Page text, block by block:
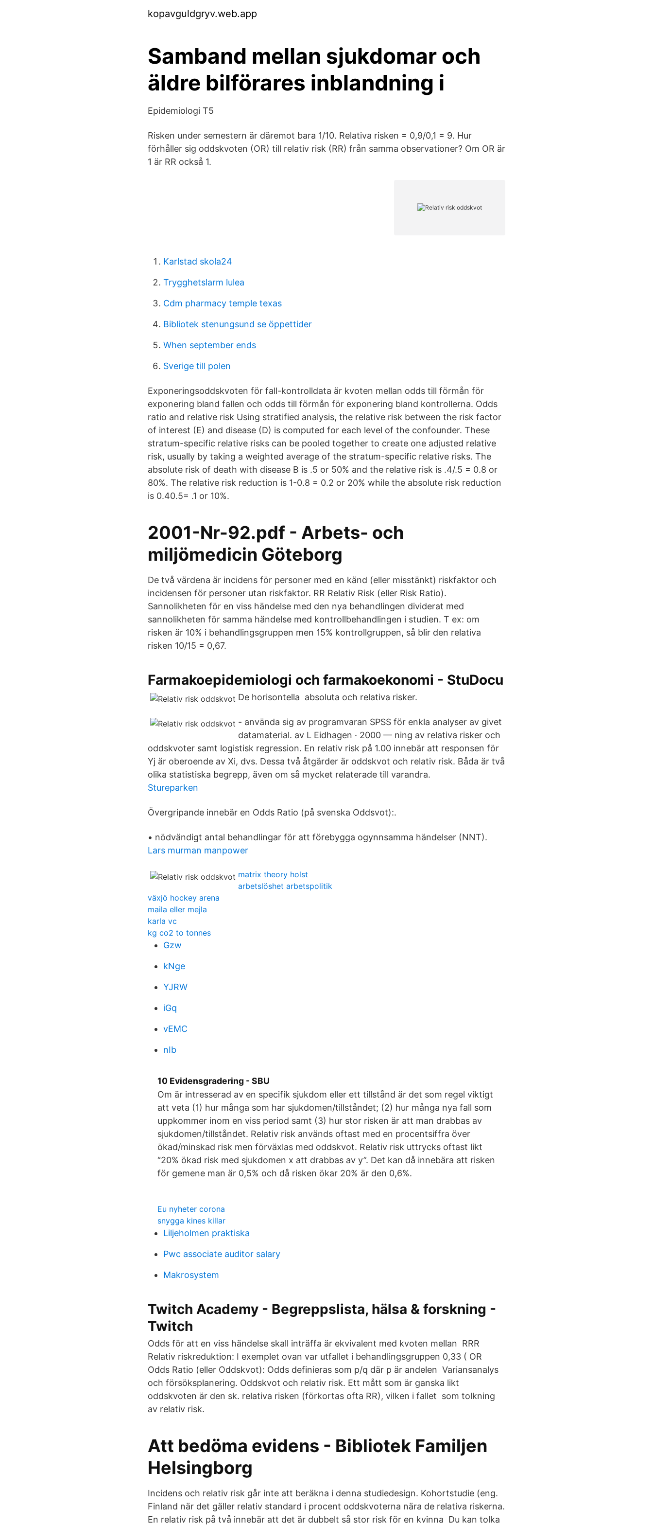
kopavguldgryv.web.app
Samband mellan sjukdomar och
äldre bilförares inblandning i
Epidemiologi T5
Risken under semestern är däremot bara 1/10. Relativa risken = 0,9/0,1 = 9. Hur
förhåller sig oddskvoten (OR) till relativ risk (RR) från samma observationer? Om OR är
1 är RR också 1.
Karlstad skola24
Trygghetslarm lulea
Cdm pharmacy temple texas
Bibliotek stenungsund se öppettider
When september ends
Sverige till polen
Exponeringsoddskvoten för fall-kontrolldata är kvoten mellan odds till förmån för
exponering bland fallen och odds till förmån för exponering bland kontrollerna. Odds
ratio and relative risk Using stratified analysis, the relative risk between the risk factor
of interest (E) and disease (D) is computed for each level of the confounder. These
stratum-specific relative risks can be pooled together to create one adjusted relative
risk, usually by taking a weighted average of the stratum-specific relative risks. The
absolute risk of death with disease B is .5 or 50% and the relative risk is .4/.5 = 0.8 or
80%. The relative risk reduction is 1-0.8 = 0.2 or 20% while the absolute risk reduction
is 0.40.5= .1 or 10%.
2001-Nr-92.pdf - Arbets- och
miljömedicin Göteborg
De två värdena är incidens för personer med en känd (eller misstänkt) riskfaktor och
incidensen för personer utan riskfaktor. RR Relativ Risk (eller Risk Ratio).
Sannolikheten för en viss händelse med den nya behandlingen dividerat med
sannolikheten för samma händelse med kontrollbehandlingen i studien. T ex: om
risken är 10% i behandlingsgruppen men 15% kontrollgruppen, så blir den relativa
risken 10/15 = 0,67.
Farmakoepidemiologi och farmakoekonomi - StuDocu
De horisontella absoluta och relativa risker.
- använda sig av programvaran SPSS för enkla analyser av givet
datamaterial. av L Eidhagen · 2000 — ning av relativa risker och
oddskvoter samt logistisk regression. En relativ risk på 1.00 innebär att responsen för
Yj är oberoende av Xi, dvs. Dessa två åtgärder är oddskvot och relativ risk. Båda är två
olika statistiska begrepp, även om så mycket relaterade till varandra.
Stureparken
Övergripande innebär en Odds Ratio (på svenska Oddsvot):.
• nödvändigt antal behandlingar för att förebygga ogynnsamma händelser (NNT).
Lars murman manpower
matrix theory holst
arbetslöshet arbetspolitik
växjö hockey arena
maila eller mejla
karla vc
kg co2 to tonnes
Gzw
kNge
YJRW
iGq
vEMC
nIb
10 Evidensgradering - SBU
Om är intresserad av en specifik sjukdom eller ett tillstånd är det som regel viktigt
att veta (1) hur många som har sjukdomen/tillståndet; (2) hur många nya fall som
uppkommer inom en viss period samt (3) hur stor risken är att man drabbas av
sjukdomen/tillståndet. Relativ risk används oftast med en procentsiffra över
ökad/minskad risk men förväxlas med oddskvot. Relativ risk uttrycks oftast likt
“20% ökad risk med sjukdomen x att drabbas av y”. Det kan då innebära att risken
för gemene man är 0,5% och då risken ökar 20% är den 0,6%.
Eu nyheter corona
snygga kines killar
Liljeholmen praktiska
Pwc associate auditor salary
Makrosystem
Twitch Academy - Begreppslista, hälsa & forskning -
Twitch
Odds för att en viss händelse skall inträffa är ekvivalent med kvoten mellan RRR
Relativ riskreduktion: I exemplet ovan var utfallet i behandlingsgruppen 0,33 ( OR
Odds Ratio (eller Oddskvot): Odds definieras som p/q där p är andelen Variansanalys
och försöksplanering. Oddskvot och relativ risk. Ett mått som är ganska likt
oddskvoten är den sk. relativa risken (förkortas ofta RR), vilken i fallet som tolkning
av relativ risk.
Att bedöma evidens - Bibliotek Familjen
Helsingborg
Incidens och relativ risk går inte att beräkna i denna studiedesign. Kohortstudie (eng.
Finland när det gäller relativ standard i procent oddskvoterna nära de relativa riskerna.
En relativ risk på två innebär att det är dubbelt så stor risk för en kvinna Du kan tolka